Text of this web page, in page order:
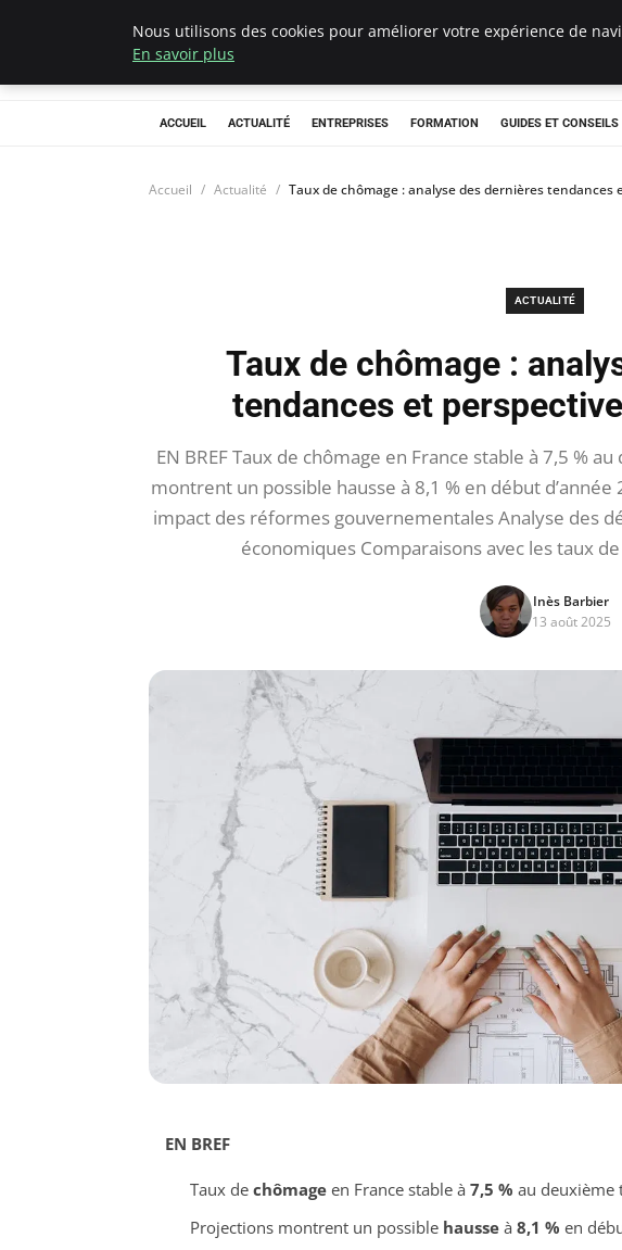
Chasseur De Tête
ACCUEIL ACTUALITÉ ENTREPRISES FORMATION GUIDES ET CONSEILS
Accueil Actualité Taux de chômage : analyse des dernières tendances
ACTUALITÉ
Taux de chômage :
tendances et
EN BREF Taux de chômage en France stable à 7,5 %
montrent un possible hausse à 8,1 % en début
impact des réformes gouvernementales Analyse des
économiques Comparaisons avec les taux
Inès Barbier
13 août 2025
EN BREF
Taux de chômageen France stable à 7,5 % au deuxième
Projections montrent un possible hausseà 8,1 % en
Nous utilisons des cookies pour améliorer votre expérience de
En savoir plus